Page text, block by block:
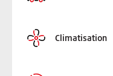
Climatisation